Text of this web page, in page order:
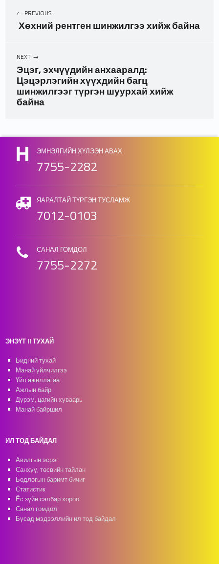
PREVIOUS
Хөхний рентген шинжилгээ хийж байна
NEXT
Эцэг, эхчүүдийн анхааралд:
Цэцэрлэгийн хүүхдийн багц
шинжилгээг түргэн шуурхай хийж
байна
ЭМНЭЛГИЙН ХҮЛЭЭН АВАХ
7755-2282
ЯАРАЛТАЙ ТҮРГЭН ТУСЛАМЖ
7012-0103
САНАЛ ГОМДОЛ
7755-2272
ЭНЭҮТ II ТУХАЙ
Бидний тухай
Манай үйлчилгээ
Үйл ажиллагаа
Ажлын байр
Дүрэм, цагийн хуваарь
Манай байршил
ИЛ ТОД БАЙДАЛ
Авилгын эсрэг
Санхүү, төсвийн тайлан
Бодлогын баримт бичиг
Статистик
Ёс зүйн салбар хороо
Санал гомдол
Бусад мэдээллийн ил тод байдал